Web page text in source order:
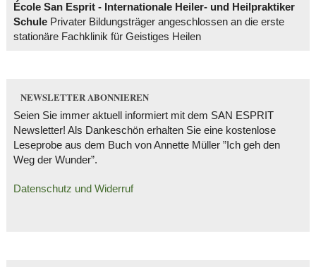
École San Esprit - Internationale Heiler- und Heilpraktiker
SchulePrivater Bildungsträger angeschlossen an die erste
stationäre Fachklinik für Geistiges Heilen
NEWSLETTER ABONNIEREN
Seien Sie immer aktuell informiert mit dem SAN ESPRIT
Newsletter! Als Dankeschön erhalten Sie eine kostenlose
Leseprobe aus dem Buch von Annette Müller ”Ich geh den
Weg der Wunder”.
Datenschutz und Widerruf